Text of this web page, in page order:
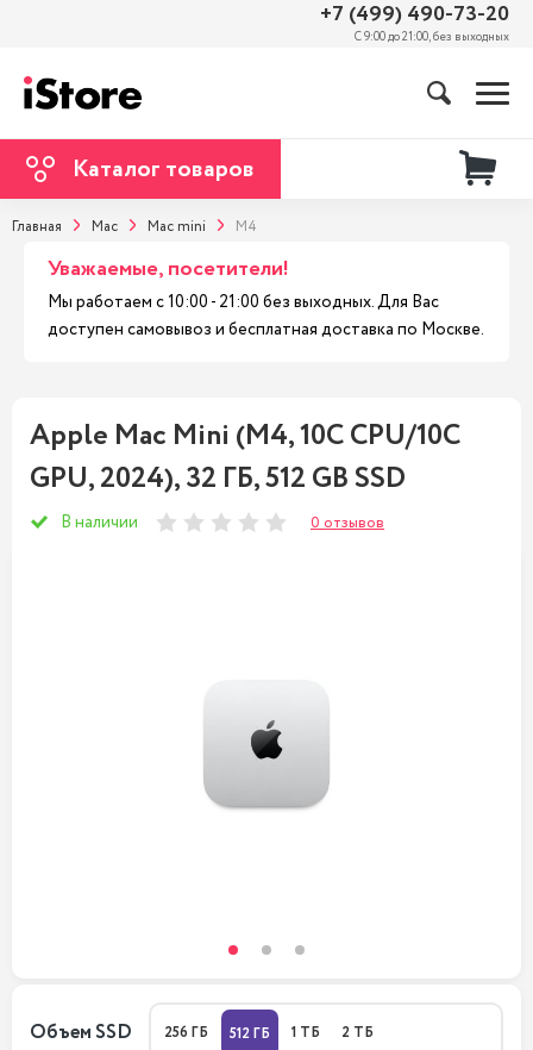
+7 (499) 490-73-20
С 9:00 до 21:00, без выходных
Каталог товаров
Главная Mac Mac mini M4
Уважаемые, посетители!
Мы работаем с 10:00 - 21:00 без выходных. Для Вас
доступен самовывоз и бесплатная доставка по Москве.
Apple Mac Mini (M4, 10C CPU/10C
GPU, 2024), 32 ГБ, 512 GB SSD
В наличии 0 отзывов
Объем SSD 256 ГБ 512 ГБ 1 ТБ 2 ТБ